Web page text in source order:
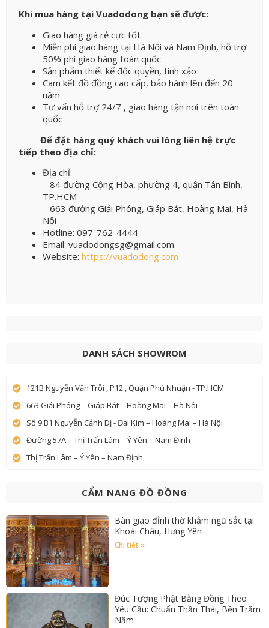
Khi mua hàng tại Vuadodong bạn sẽ được:
Giao hàng giá rẻ cực tốt
Miễn phí giao hàng tại Hà Nội và Nam Định, hỗ trợ
50% phí giao hàng toàn quốc
Sản phẩm thiết kế độc quyền, tinh xảo
Cam kết đồ đồng cao cấp, bảo hành lên đến 20
năm
Tư vấn hỗ trợ 24/7 , giao hàng tận nơi trên toàn
quốc
Để đặt hàng quý khách vui lòng liên hệ trực
tiếp theo địa chỉ:
Địa chỉ:
– 84 đường Cộng Hòa, phường 4, quận Tân Bình,
TP.HCM
– 663 đường Giải Phóng, Giáp Bát, Hoàng Mai, Hà
Nội
Hotline: 097-762-4444
Email: vuadodongsg@gmail.com
Website: https://vuadodong.com
DANH SÁCH SHOWROM
121B Nguyễn Văn Trỗi , P12 , Quận Phú Nhuận - TP.HCM
663 Giải Phóng – Giáp Bát – Hoàng Mai – Hà Nội
Số 9 B1 Nguyễn Cảnh Dị - Đại Kim – Hoàng Mai – Hà Nội
Đường 57A – Thị Trấn Lâm – Ý Yên – Nam Định
Thị Trấn Lâm – Ý Yên – Nam Định
CẨM NANG ĐỒ ĐỒNG
Bàn giao đỉnh thờ khảm ngũ sắc tại
Khoái Châu, Hưng Yên
Chi tiết »
Đúc Tượng Phật Bằng Đồng Theo
Yêu Cầu: Chuẩn Thần Thái, Bền Trăm
Năm